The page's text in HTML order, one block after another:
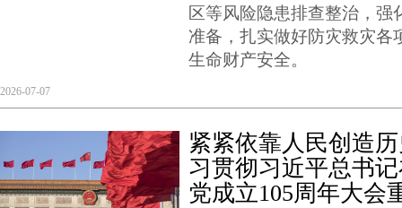
区等风险隐患排查整治，强
准备，扎实做好防灾救灾各
生命财产安全。
2026-07-07
紧紧依靠人民创造
习贯彻习近平总书
党成立105周年大会